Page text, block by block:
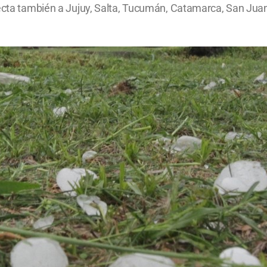
también a Jujuy, Salta, Tucumán, Catamarca, San